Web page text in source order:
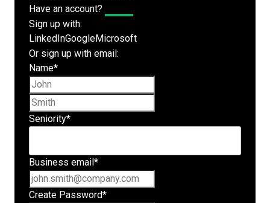
Have an account?
Sign up with:
LinkedInGoogleMicrosoft
Or sign up with email:
Name*
Seniority*
Business email *
Create Password*